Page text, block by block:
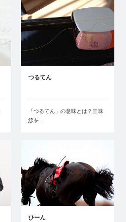
つるてん
「つるてん」の意味とは？三味
線を…
ひーん